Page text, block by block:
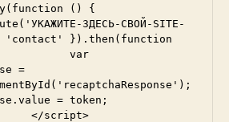
() {
ЗДЕСЬ-СВОЙ-SITE-
'contact' }).then(function
var
=
= token;
</script>